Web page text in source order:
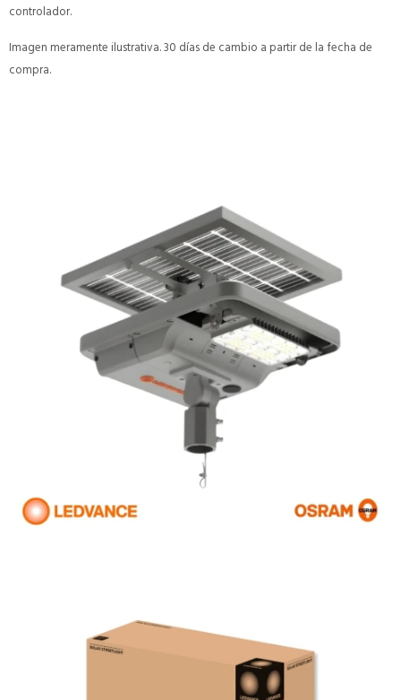
controlador.
Imagen meramente ilustrativa. 30 días de cambio a partir de la fecha de
compra.